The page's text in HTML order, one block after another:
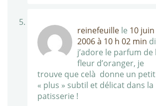
reinefeuille le 10 juin
2006 à 10 h 02 min
j’adore le parfum de
fleur d’oranger, je
trouve que celà donne un petit
« plus » subtil et délicat dans la
patisserie !